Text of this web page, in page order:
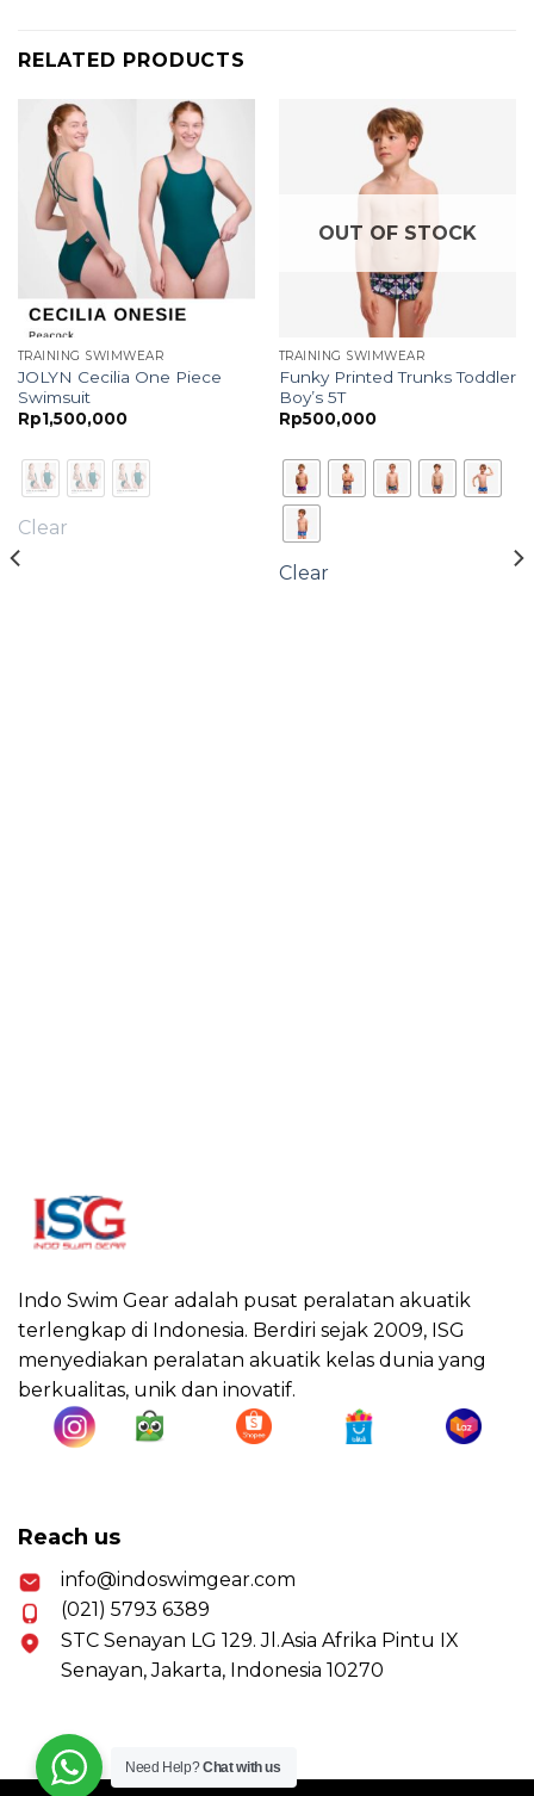
RELATED PRODUCTS
TRAINING SWIMWEAR
JOLYN Cecilia One Piece
Swimsuit
Rp1,500,000
Clear
OUT OF STOCK
TRAINING SWIMWEAR
Funky Printed Trunks Toddler
Boy’s 5T
Rp500,000
Clear
Indo Swim Gear adalah pusat peralatan akuatik
terlengkap di Indonesia. Berdiri sejak 2009, ISG
menyediakan peralatan akuatik kelas dunia yang
berkualitas, unik dan inovatif.
Reach us
info@indoswimgear.com
(021) 5793 6389
STC Senayan LG 129. Jl.Asia Afrika Pintu IX
Senayan, Jakarta, Indonesia 10270
Need Help?Chat with us